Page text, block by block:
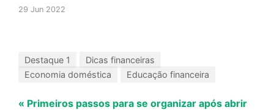
29 Jun 2022
Destaque 1
Dicas financeiras
Economia doméstica
Educação financeira
« Primeiros passos para se organizar após abrir